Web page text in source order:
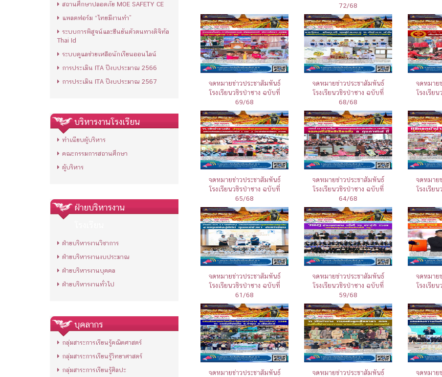
สถานศึกษาปลอดภัย MOE SAFETY CE
แพลตฟอร์ม “ไทยมีงานทำ”
ระบบการพิสูจน์และยืนยันตัวตนทางดิจิทัล
Thai Id
ระบบดูแลช่วยเหลือนักเรียนออนไลน์
การประเมิน ITA ปีงบประมาณ 2566
การประเมิน ITA ปีงบประมาณ 2567
บริหารงานโรงเรียน
ทำเนียบผู้บริหาร
คณะกรรมการสถานศึกษา
ผู้บริหาร
ฝ่ายบริหารงาน
ฝ่ายบริหารงานวิชาการ
ฝ่ายบริหารงานงบประมาณ
ฝ่ายบริหารงานบุคคล
ฝ่ายบริหารงานทั่วไป
บุคลากร
กลุ่มสาระการเรียนรู้คณิตศาสตร์
กลุ่มสาระการเรียนรู้วิทยาศาสตร์
กลุ่มสาระการเรียนรู้ศิลปะ
72/68
จดหมายข่าวประชาสัมพันธ์
โรงเรียนวชิรป่าซาง ฉบับที่
69/68
จดหมายข่าวประชาสัมพันธ์
โรงเรียนวชิรป่าซาง ฉบับที่
68/68
จดหมาย
โรงเรีย
จดหมายข่าวประชาสัมพันธ์
โรงเรียนวชิรป่าซาง ฉบับที่
65/68
จดหมายข่าวประชาสัมพันธ์
โรงเรียนวชิรป่าซาง ฉบับที่
64/68
จดหมาย
โรงเรีย
จดหมายข่าวประชาสัมพันธ์
โรงเรียนวชิรป่าซาง ฉบับที่
61/68
จดหมายข่าวประชาสัมพันธ์
โรงเรียนวชิรป่าซาง ฉบับที่
59/68
จดหมาย
โรงเรีย
จดหมายข่าวประชาสัมพันธ์
จดหมายข่าวประชาสัมพันธ์
จดหมาย